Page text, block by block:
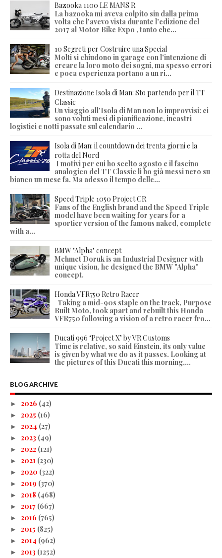
Bazooka 1100 LE MANS R
La bazooka mi aveva colpito sin dalla prima
volta che l'avevo vista durante l'edizione del
2017 al Motor Bike Expo , tanto che...
10 Segreti per Costruire una Special
Molti si chiudono in garage con l'intenzione di
creare la loro moto dei sogni, ma spesso errori
e poca esperienza portano a un ri...
Destinazione Isola di Man: Sto partendo per il TT
Classic
Un viaggio all'Isola di Man non lo improvvisi: ci
sono voluti mesi di pianificazione, incastri
logistici e notti passate sul calendario ...
Isola di Man: il countdown dei trenta giorni e la
rotta del Nord
I motivi per cui ho scelto agosto e il fascino
analogico del TT Classic li ho già messi nero su
bianco un mese fa. Ma adesso il tempo delle...
Speed Triple 1050 Project CR
Fans of the English brand and the Speed Triple
model have been waiting for years for a
sportier version of the famous naked, complete
with a...
BMW "Alpha" concept
Mehmet Doruk is an Industrial Designer with
unique vision, he designed the BMW "Alpha"
concept.
Honda VFR750 Retro Racer
Taking a mid-90s staple on the track, Purpose
Built Moto, took apart and rebuilt this Honda
VFR750 following a vision of a retro racer fro...
Ducati 996 ‘Project X’ by VR Customs
Time is relative, so said Einstein, its only value
is given by what we do as it passes. Looking at
the pictures of this Ducati this morning,...
BLOG ARCHIVE
► 2026 (42)
► 2025 (16)
► 2024 (27)
► 2023 (49)
► 2022 (121)
► 2021 (230)
► 2020 (322)
► 2019 (370)
► 2018 (468)
► 2017 (667)
► 2016 (765)
► 2015 (825)
► 2014 (962)
► 2013 (1252)